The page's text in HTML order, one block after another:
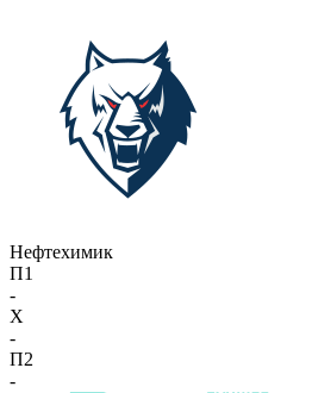
Нефтехимик
П1
-
X
-
П2
-